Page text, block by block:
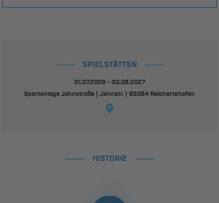
SPIELSTÄTTEN
01.07.2026 - 30.06.2027
Sportanlage Jahnstraße | Jahnstr. | 85084 Reichertshofen
HISTORIE